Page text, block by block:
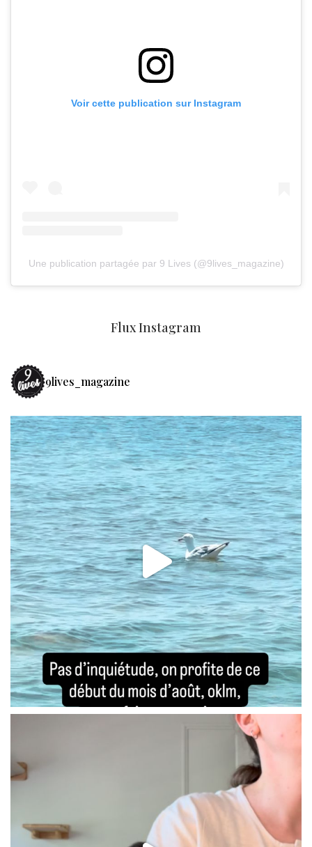
Voir cette publication sur Instagram
Une publication partagée par 9 Lives (@9lives_magazine)
Flux Instagram
9lives_magazine